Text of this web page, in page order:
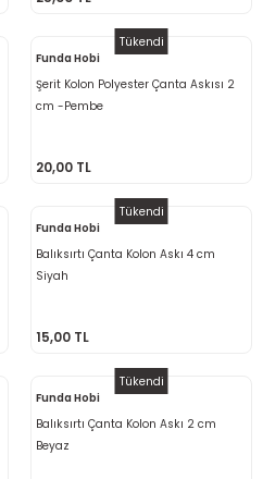
Tükendi
Funda Hobi
Şerit Kolon Polyester Çanta Askısı 2
cm -Pembe
20,00 TL
Tükendi
Funda Hobi
Balıksırtı Çanta Kolon Askı 4 cm
Siyah
15,00 TL
Tükendi
Funda Hobi
Balıksırtı Çanta Kolon Askı 2 cm
Beyaz